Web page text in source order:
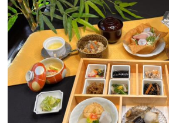
■お食事
【お食事場所】1階食事処空海
《ご夕食》17：00～21：00（ラストオー
ご夕食は食彩あら川～和食・懐石
満喫。真心でおりなすこだわりの匠
ください。